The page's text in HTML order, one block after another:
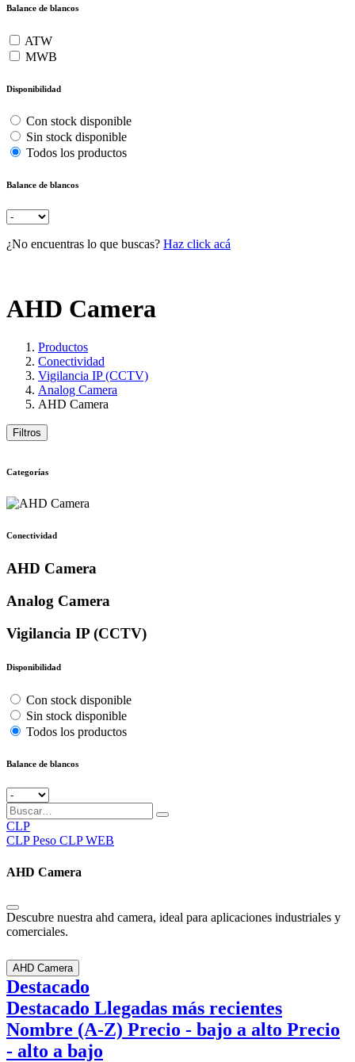
Balance de blancos
ATW
MWB
Disponibilidad
Con stock disponible
Sin stock disponible
Todos los productos
Balance de blancos
¿No encuentras lo que buscas? Haz click acá
AHD Camera
Productos
Conectividad
Vigilancia IP (CCTV)
Analog Camera
AHD Camera
Filtros
Categorías
Conectividad
AHD Camera
Analog Camera
Vigilancia IP (CCTV)
Disponibilidad
Con stock disponible
Sin stock disponible
Todos los productos
Balance de blancos
CLP
CLP Peso CLP WEB
AHD Camera
Descubre nuestra ahd camera, ideal para aplicaciones industriales y
comerciales.
AHD Camera
Destacado
Destacado Llegadas más recientes
Nombre (A-Z) Precio - bajo a alto Precio
- alto a bajo